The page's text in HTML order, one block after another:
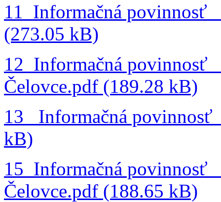
11_Informačná povinnosť
(273.05 kB)
12_Informačná povinnosť
Čelovce.pdf (189.28 kB)
13_ Informačná povinnosť
kB)
15_Informačná povinnosť
Čelovce.pdf (188.65 kB)